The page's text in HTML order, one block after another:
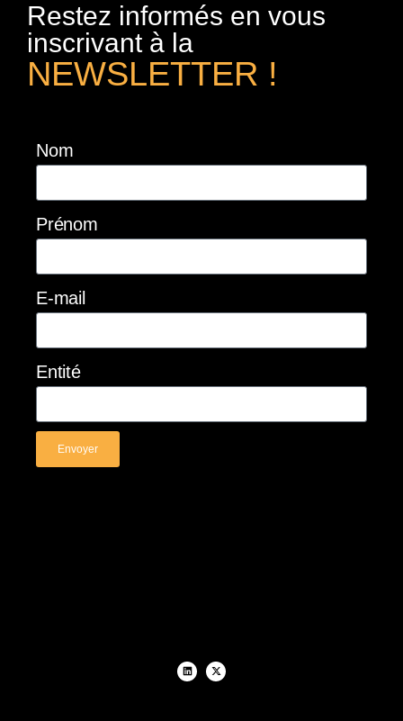
Restez informés en vous
inscrivant à la
NEWSLETTER !
Nom
Prénom
E-mail
Entité
Envoyer